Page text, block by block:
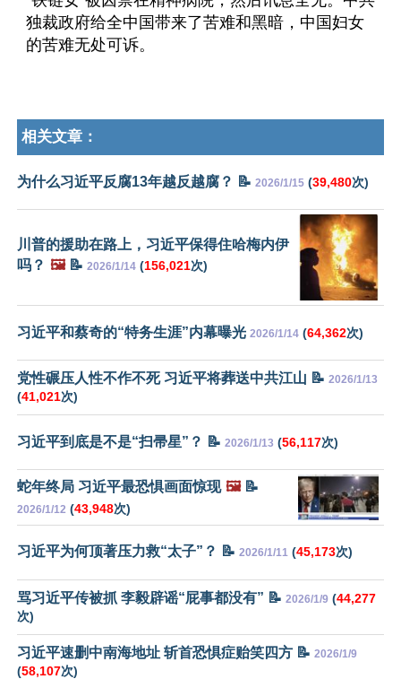
独裁政府给全中国带来了苦难和黑暗，中国妇女
的苦难无处可诉。
相关文章：
为什么习近平反腐13年越反越腐？ 📝 2026/1/15 (39,480次)
川普的援助在路上，习近平保得住哈梅内伊
吗？ 🖼️📝 2026/1/14 (156,021次)
习近平和蔡奇的“特务生涯”内幕曝光 2026/1/14 (64,362次)
党性碾压人性不作不死 习近平将葬送中共江山 📝 2026/1/13
(41,021次)
习近平到底是不是“扫帚星”？ 📝 2026/1/13 (56,117次)
蛇年终局 习近平最恐惧画面惊现 🖼️📝
2026/1/12 (43,948次)
习近平为何顶著压力救“太子”？ 📝 2026/1/11 (45,173次)
骂习近平传被抓 李毅辟谣“屁事都没有” 📝 2026/1/9 (44,277
次)
习近平速删中南海地址 斩首恐惧症贻笑四方 📝 2026/1/9
(58,107次)